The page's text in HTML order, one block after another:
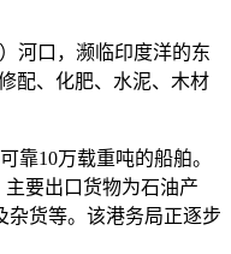
河口，濒临印度洋的东
配、化肥、水泥、木材
靠10万载重吨的船舶。
主要出口货物为石油产
杂货等。该港务局正逐步